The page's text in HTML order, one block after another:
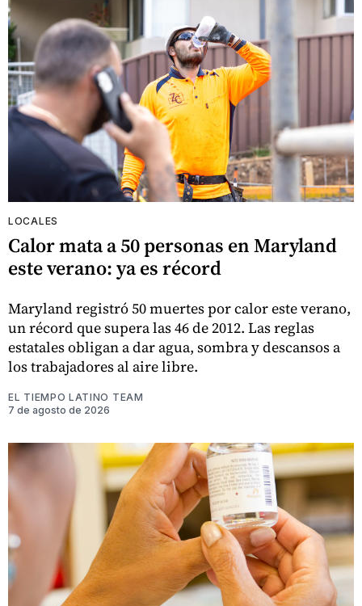
LOCALES
Calor mata a 50 personas en Maryland
este verano: ya es récord
Maryland registró 50 muertes por calor este verano,
un récord que supera las 46 de 2012. Las reglas
estatales obligan a dar agua, sombra y descansos a
los trabajadores al aire libre.
EL TIEMPO LATINO TEAM
7 de agosto de 2026